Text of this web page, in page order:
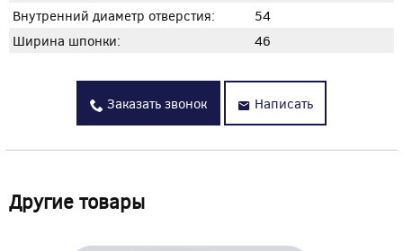
Внутренний диаметр отверстия:
54
Ширина шпонки:
46
Заказать звонок Написать
Другие товары